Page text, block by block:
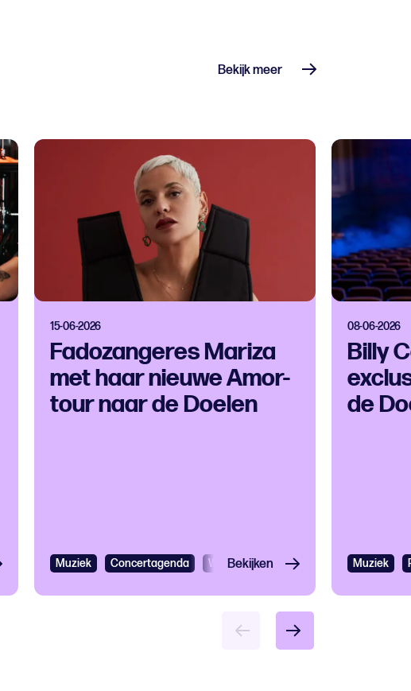
Bekijk meer
15-06-2026
Fadozangeres Mariza
met haar nieuwe Amor-
tour naar de Doelen
Muziek Concertagenda Wereldmuziek
Bekijken
08-06-2026
Billy
de
Muziek